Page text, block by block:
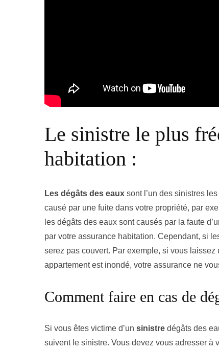
Le sinistre le plus
habitation :
Les dégâts des eaux sont l’un des sinistres
causé par une fuite dans votre propriété, par
les dégâts des eaux sont causés par la faute
par votre assurance habitation. Cependant, si
serez pas couvert. Par exemple, si vous
appartement est inondé, votre assurance ne
Comment faire en cas de
Si vous êtes victime d’un sinistre dégâts des
suivent le sinistre. Vous devez vous adresser à